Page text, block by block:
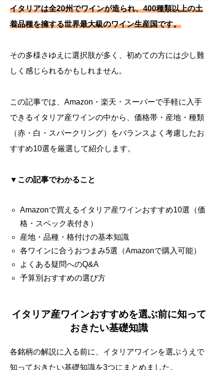
イタリアは全20州でワインが造られ、400種類以上の土
着品種を擁する世界最大級のワイン生産国です。
その多様さゆえに選択肢が多く、初めての方には少し難
しく感じられるかもしれません。
この記事では、Amazon・楽天・スーパーで手軽に入手
できるイタリア産ワインの中から、価格帯・産地・種類
（赤・白・スパークリング）をバランスよく考慮したお
すすめ10選を厳選して紹介します。
▼ この記事でわかること
Amazonで買えるイタリア産ワインおすすめ10選（価
格・スペック表付き）
産地・品種・格付けの基本知識
各ワインに合うおつまみ5選（Amazonで購入可能）
よくある疑問へのQ&A
予算別おすすめの選び方
イタリア産ワインおすすめを選ぶ前に知って
おきたい基礎知識
各銘柄の解説に入る前に、イタリアワインを選ぶうえで
知っておきたい基礎知識を3つにまとめました。